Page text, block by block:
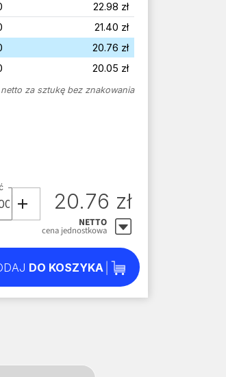
22.98 zł
21.40 zł
20.76 zł
20.05 zł
za sztukę bez znakowania
20.76 zł
NETTO
cena jednostkowa
DO KOSZYKA